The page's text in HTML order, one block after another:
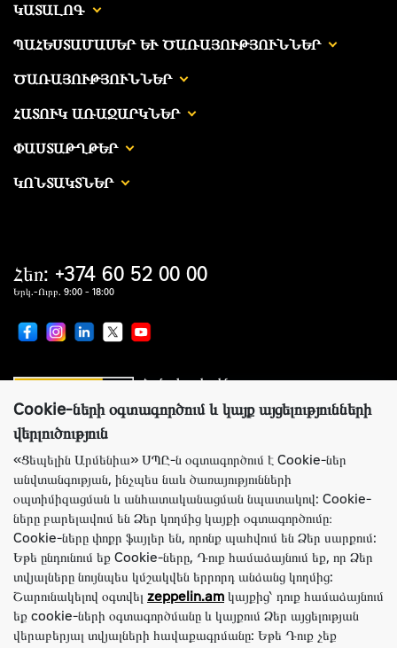
ԿԱՏԱԼՈԳ
ՊԱՀԵՍՏԱՄԱՍԵՐ ԵՒ ԾԱՌԱՅՈՒԹՅՈՒՆՆԵՐ
ԾԱՌԱՅՈՒԹՅՈՒՆՆԵՐ
ՀԱՏՈՒԿ ԱՌԱՋԱՐԿՆԵՐ
ՓԱՍՏԱԹՂԹԵՐ
ԿՈՆՏԱԿՏՆԵՐ
Համաշխարհային առաջատար
ներկայացուցիչ
Հեռ: +374 60 52 00 00
Երկ.-Ուրբ. 9:00 - 18:00
Կայքի ճիշտ աշխատանքի համար Ցեպելին Արմենիա ընկերությունն
օգտագործում է Cookie-ներ: Այս ֆայլերը պարունակում են տեղեկություններ
կայք՝ Ձեր նախկին այցելությունների մասին: Cookie-ները չեն նույնականացնում
Ձեր անձը: Ամբողջ տեղեկատվությունը լիովին գաղտնի է: Անհրաժեշտության
դեպքում Դուք կարող եք անջատել Cookie-ները բրաուզերի կարգավորումների
միջոցով:
Խնդրում ենք նկատի ունենալ, որ կայքում ներկայացված ողջ տեղեկատվությունը
տեղեկատվական նպատակներով է և ոչ մի դեպքում հանրային առաջարկ չէ, որը
որոշվում է ՀՀ քաղաքացիական օրենսգրքի դրույթներով: Նշված ապրանքների և
(կամ) ծառայությունների առկայության և արժեքի, ակցիաների պայմանների և
Cookie-ների օգտագործում և կայք այցելությունների
վերլուծություն
«Ցեպելին Արմենիա» ՍՊԸ-ն օգտագործում է Cookie-ներ
անվտանգության, ինչպես նաև ծառայությունների
օպտիմիզացման և անհատականացման նպատակով: Cookie-
ները բարելավում են Ձեր կողմից կայքի օգտագործումը։
Cookie-ները փոքր ֆայլեր են, որոնք պահվում են Ձեր սարքում:
Եթե ​​ընդունում եք Cookie-ները, Դուք համաձայնում եք, որ Ձեր
տվյալները նույնպես կմշակվեն երրորդ անձանց կողմից:
Շարունակելով օգտվել zeppelin.am կայքից՝ դուք համաձայնում
եք cookie-ների օգտագործմանը և կայքում Ձեր այցելության
վերաբերյալ տվյալների հավաքագրմանը: Եթե Դուք չեք